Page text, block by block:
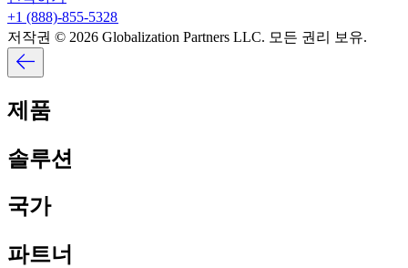
+1 (888)-855-5328​​
저작권 © 2026 Globalization Partners LLC. 모든 권리 보유.​​
제품​​
솔루션​​
국가​​
파트너​​